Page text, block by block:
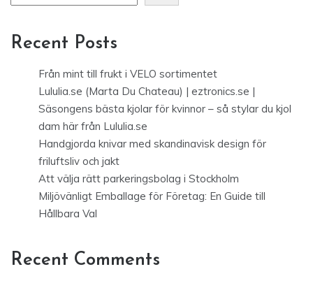
Recent Posts
Från mint till frukt i VELO sortimentet
Lululia.se (Marta Du Chateau) | eztronics.se |
Säsongens bästa kjolar för kvinnor – så stylar du kjol
dam här från Lululia.se
Handgjorda knivar med skandinavisk design för
friluftsliv och jakt
Att välja rätt parkeringsbolag i Stockholm
Miljövänligt Emballage för Företag: En Guide till
Hållbara Val
Recent Comments